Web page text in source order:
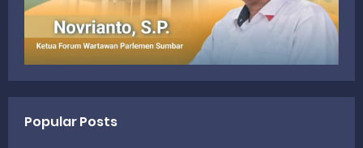
Popular Posts